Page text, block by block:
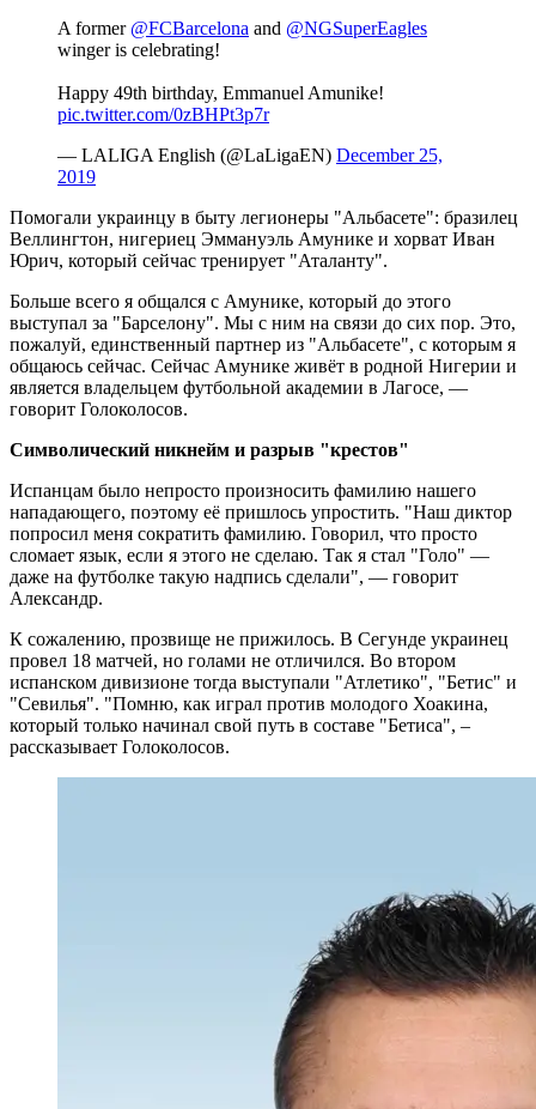
A former @FCBarcelona and @NGSuperEagles
winger is celebrating!
Happy 49th birthday, Emmanuel Amunike!
pic.twitter.com/0zBHPt3p7r
— LALIGA English (@LaLigaEN) December 25,
2019
Помогали украинцу в быту легионеры "Альбасете": бразилец
Веллингтон, нигериец Эммануэль Амунике и хорват Иван
Юрич, который сейчас тренирует "Аталанту".
Больше всего я общался с Амунике, который до этого
выступал за "Барселону". Мы с ним на связи до сих пор. Это,
пожалуй, единственный партнер из "Альбасете", с которым я
общаюсь сейчас. Сейчас Амунике живёт в родной Нигерии и
является владельцем футбольной академии в Лагосе, —
говорит Голоколосов.
Символический никнейм и разрыв "крестов"
Испанцам было непросто произносить фамилию нашего
нападающего, поэтому её пришлось упростить. "Наш диктор
попросил меня сократить фамилию. Говорил, что просто
сломает язык, если я этого не сделаю. Так я стал "Голо" —
даже на футболке такую надпись сделали", — говорит
Александр.
К сожалению, прозвище не прижилось. В Сегунде украинец
провел 18 матчей, но голами не отличился. Во втором
испанском дивизионе тогда выступали "Атлетико", "Бетис" и
"Севилья". "Помню, как играл против молодого Хоакина,
который только начинал свой путь в составе "Бетиса", –
рассказывает Голоколосов.